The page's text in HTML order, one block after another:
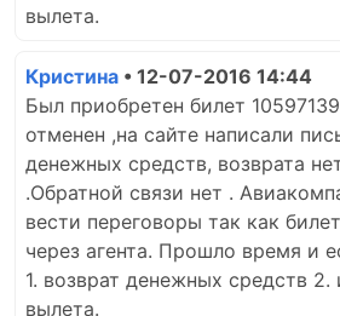
вылета.
Кристина • 12-07-2016 14:44
Был приобретен билет
отменен ,на сайте написали
денежных средств, возврата
.Обратной связи нет .
вести переговоры так как
через агента. Прошло время и
1. возврат денежных средств
вылета.